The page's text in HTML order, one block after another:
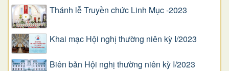
Thánh lễ Truyền chức Linh Mục -2023
Khai mạc Hội nghị thường niên kỳ I/2023
Biên bản Hội nghị thường niên kỳ I/2023